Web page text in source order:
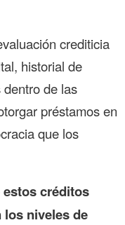
crediticia
historial de
de las
préstamos en
que los
créditos
los niveles de